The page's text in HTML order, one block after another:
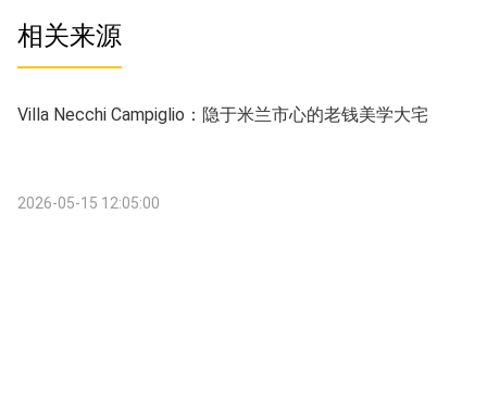
相关来源
Villa Necchi Campiglio：隐于米兰市心的老钱美学大宅
2026-05-15 12:05:00